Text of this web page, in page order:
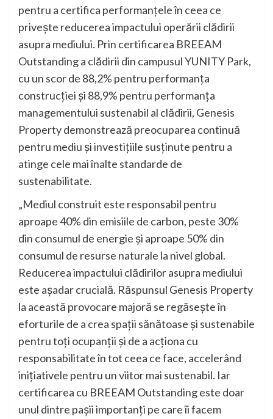
pentru a certifica performanțele în ceea ce
privește reducerea impactului operării clădirii
asupra mediului. Prin certificarea BREEAM
Outstanding a clădirii din campusul YUNITY Park,
cu un scor de 88,2% pentru performanța
construcției și 88,9% pentru performanța
managementului sustenabil al clădirii, Genesis
Property demonstrează preocuparea continuă
pentru mediu și investițiile susținute pentru a
atinge cele mai înalte standarde de
sustenabilitate.
„Mediul construit este responsabil pentru
aproape 40% din emisiile de carbon, peste 30%
din consumul de energie și aproape 50% din
consumul de resurse naturale la nivel global.
Reducerea impactului clădirilor asupra mediului
este așadar crucială. Răspunsul Genesis Property
la această provocare majoră se regăsește în
eforturile de a crea spații sănătoase și sustenabile
pentru toți ocupanții și de a acționa cu
responsabilitate în tot ceea ce face, accelerând
inițiativele pentru un viitor mai sustenabil. Iar
certificarea cu BREEAM Outstanding este doar
unul dintre pașii importanți pe care îi facem